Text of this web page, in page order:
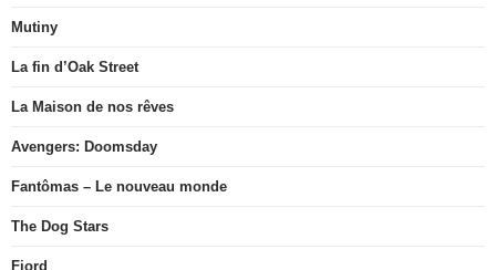
Mutiny
La fin d’Oak Street
La Maison de nos rêves
Avengers: Doomsday
Fantômas – Le nouveau monde
The Dog Stars
Fjord